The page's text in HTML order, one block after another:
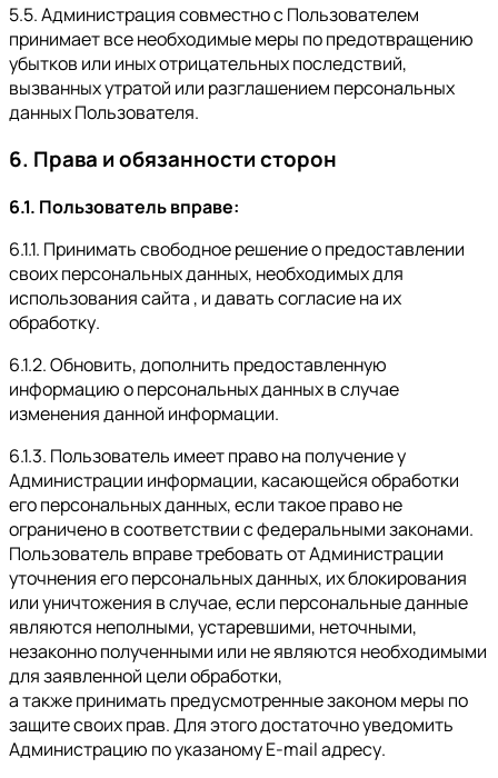
5.5. Администрация совместно с Пользователем
принимает все необходимые меры по предотвращению
убытков или иных отрицательных последствий,
вызванных утратой или разглашением персональных
данных Пользователя.
6. Права и обязанности сторон
6.1. Пользователь вправе:
6.1.1. Принимать свободное решение о предоставлении
своих персональных данных, необходимых для
использования сайта , и давать согласие на их
обработку.
6.1.2. Обновить, дополнить предоставленную
информацию о персональных данных в случае
изменения данной информации.
6.1.3. Пользователь имеет право на получение у
Администрации информации, касающейся обработки
его персональных данных, если такое право не
ограничено в соответствии с федеральными законами.
Пользователь вправе требовать от Администрации
уточнения его персональных данных, их блокирования
или уничтожения в случае, если персональные данные
являются неполными, устаревшими, неточными,
незаконно полученными или не являются необходимыми
для заявленной цели обработки,
а также принимать предусмотренные законом меры по
защите своих прав. Для этого достаточно уведомить
Администрацию по указаному E-mail адресу.